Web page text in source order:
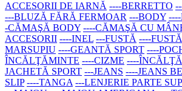
ACCESORII DE IARNĂ ----BERRETTO
---BLUZĂ FĂRĂ FERMOAR ---BODY
-CĂMAŞĂ BODY ----CĂMAŞĂ CU
ACCESORII ----INEL ---FUSTĂ ----
MARSUPIU ----GEANTĂ SPORT ----
ÎNCĂLŢĂMINTE ----CIZME ----
JACHETĂ SPORT ---JEANS ----JEANS
SLIP ----TANGA ---LENJERIE PARTE